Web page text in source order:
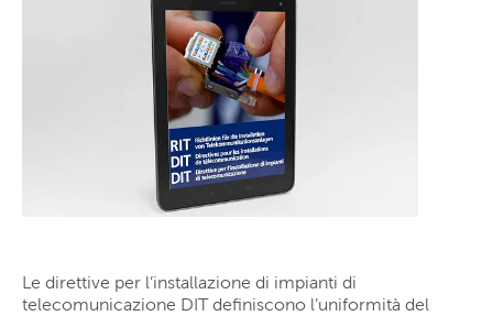
Le direttive per l’installazione di impianti di
telecomunicazione DIT definiscono l’uniformità del